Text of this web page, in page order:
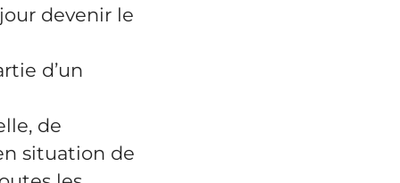
devenir le
d’un
de
situation de